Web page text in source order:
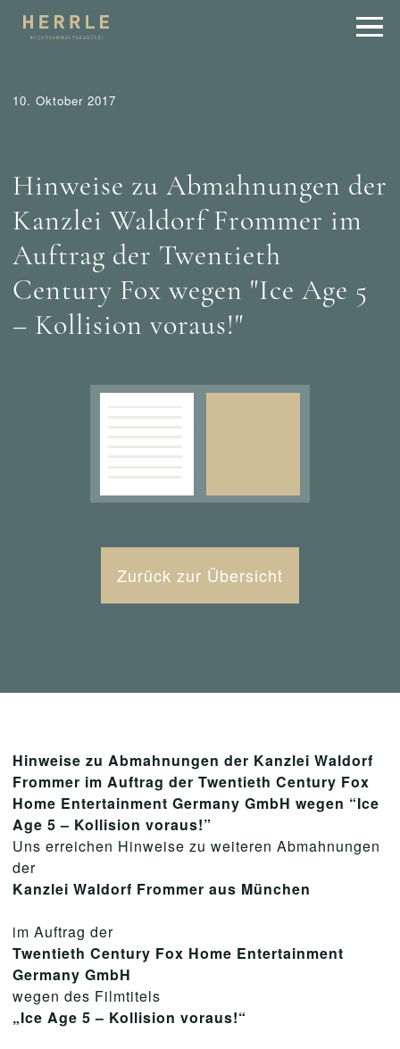
10. Oktober 2017
Hinweise zu Abmahnungen der
Kanzlei Waldorf Frommer im
Auftrag der Twentieth
Century Fox wegen "Ice Age 5
– Kollision voraus!"
Zurück zur Übersicht
Hinweise zu Abmahnungen der Kanzlei Waldorf
Frommer im Auftrag der Twentieth Century Fox
Home Entertainment Germany GmbH wegen “Ice
Age 5 – Kollision voraus!”
Uns erreichen Hinweise zu weiteren Abmahnungen
der
Kanzlei Waldorf Frommer aus München
im Auftrag der
Twentieth Century Fox Home Entertainment
Germany GmbH
wegen des Filmtitels
„Ice Age 5 – Kollision voraus!“